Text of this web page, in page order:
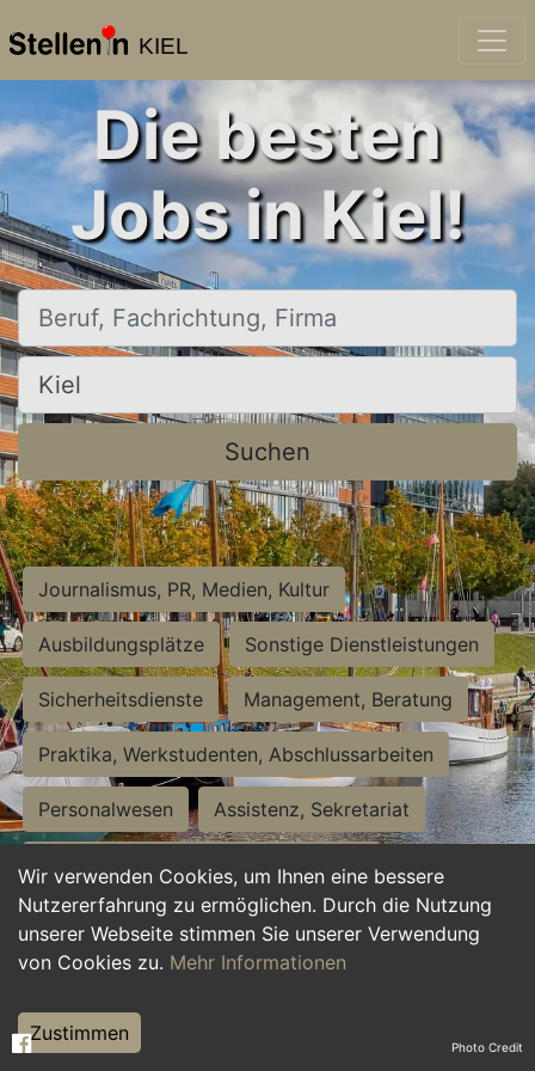
KIEL
Wir verwenden Cookies, um Ihnen eine bessere
Nutzererfahrung zu ermöglichen. Durch die Nutzung
unserer Webseite stimmen Sie unserer Verwendung
von Cookies zu. Mehr Informationen
Zustimmen
Die besten
Jobs in Kiel!
Beruf, Fachrichtung, Firma
Ort, Stadt
Suchen
Journalismus, PR, Medien, Kultur
Ausbildungsplätze Sonstige Dienstleistungen
Sicherheitsdienste Management, Beratung
Praktika, Werkstudenten, Abschlussarbeiten
Personalwesen Assistenz, Sekretariat
Hilfskräfte, Aushilfs- und Nebenjobs
Einkauf, Logistik, Materialwirtschaft
Weiterbildung, Studium, duale Ausbildung
Tourismus
Photo Credit